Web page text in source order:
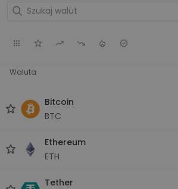
Waluta
Bitcoin
BTC
Ethereum
ETH
Tether